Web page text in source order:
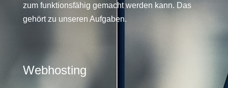
zum funktionsfähig gemacht werden kann. Das
gehört zu unseren Aufgaben.
Webhosting